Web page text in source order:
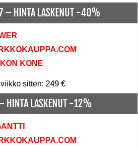
– HINTA LASKENUT -40%
KONE
sitten: 249 €
HINTA LASKENUT -12%